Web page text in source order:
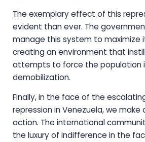
The exemplary effect of this
evident than ever. The
manage this system to maximize
creating an environment that
attempts to force the population
demobilization.
Finally, in the face of the
repression in Venezuela, we
action. The international
the luxury of indifference in the